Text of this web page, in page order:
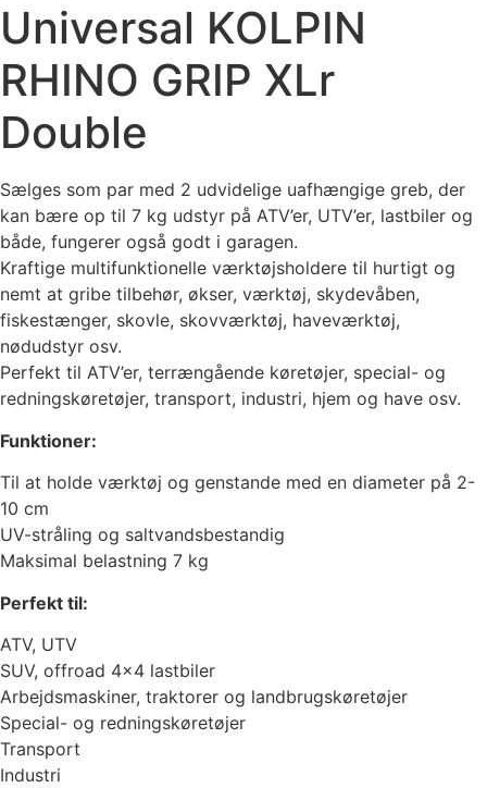
Universal KOLPIN
RHINO GRIP XLr
Double
Sælges som par med 2 udvidelige uafhængige greb, der
kan bære op til 7 kg udstyr på ATV’er, UTV’er, lastbiler og
både, fungerer også godt i garagen.
Kraftige multifunktionelle værktøjsholdere til hurtigt og
nemt at gribe tilbehør, økser, værktøj, skydevåben,
fiskestænger, skovle, skovværktøj, haveværktøj,
nødudstyr osv.
Perfekt til ATV’er, terrængående køretøjer, special- og
redningskøretøjer, transport, industri, hjem og have osv.
Funktioner:
Til at holde værktøj og genstande med en diameter på 2-
10 cm
UV-stråling og saltvandsbestandig
Maksimal belastning 7 kg
Perfekt til:
ATV, UTV
SUV, offroad 4×4 lastbiler
Arbejdsmaskiner, traktorer og landbrugskøretøjer
Special- og redningskøretøjer
Transport
Industri